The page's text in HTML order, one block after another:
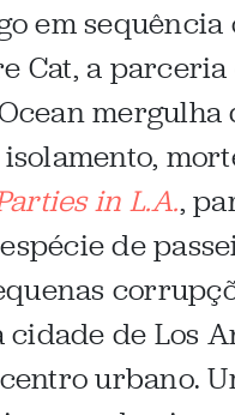
em sequência
Cat, a parceria
mergulha
in L.A.,
de
de Los
urbano.